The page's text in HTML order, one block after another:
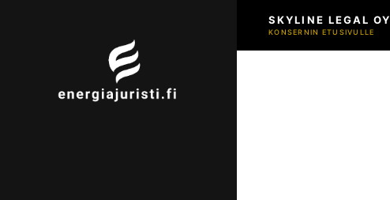
SKYLINE LEGAL OY
KONSERNIN ETUSIVULLE